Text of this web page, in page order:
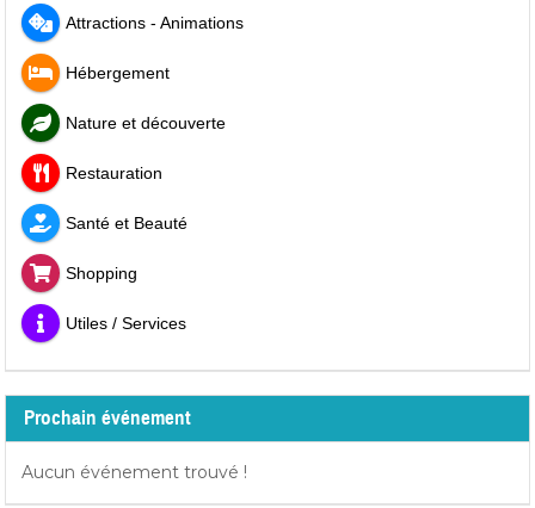
Attractions - Animations
Hébergement
Nature et découverte
Restauration
Santé et Beauté
Shopping
Utiles / Services
Prochain événement
Aucun événement trouvé !